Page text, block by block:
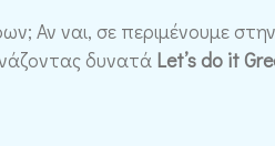
Αν ναι, σε περιμένουμε
δυνατά Let’s do it